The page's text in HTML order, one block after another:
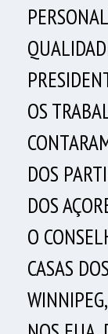
OS
DOS
DOS
O
CASAS